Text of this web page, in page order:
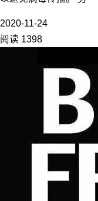
2020-11-24
阅读 1398